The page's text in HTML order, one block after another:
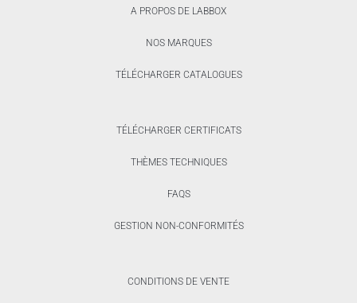
A PROPOS DE LABBOX
NOS MARQUES
TÉLÉCHARGER CATALOGUES
TÉLÉCHARGER CERTIFICATS
THÈMES TECHNIQUES
FAQS
GESTION NON-CONFORMITÉS
CONDITIONS DE VENTE